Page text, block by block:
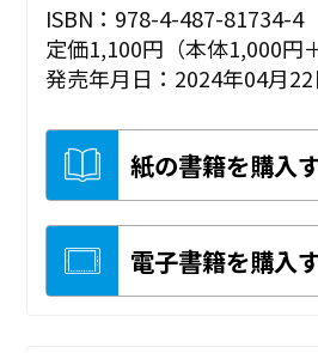
ISBN：978-4-487-81734-4
定価1,100円（本体1,000円
発売年月日：2024年04月22
紙の書籍を購入
電子書籍を購入